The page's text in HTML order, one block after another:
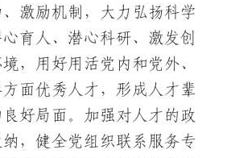
激励机制，大力弘扬科学
育人、潜心科研、激发创
，用好用活党内和党外、
面优秀人才，形成人才辈
好局面。加强对人才的政
，健全党组织联系服务专